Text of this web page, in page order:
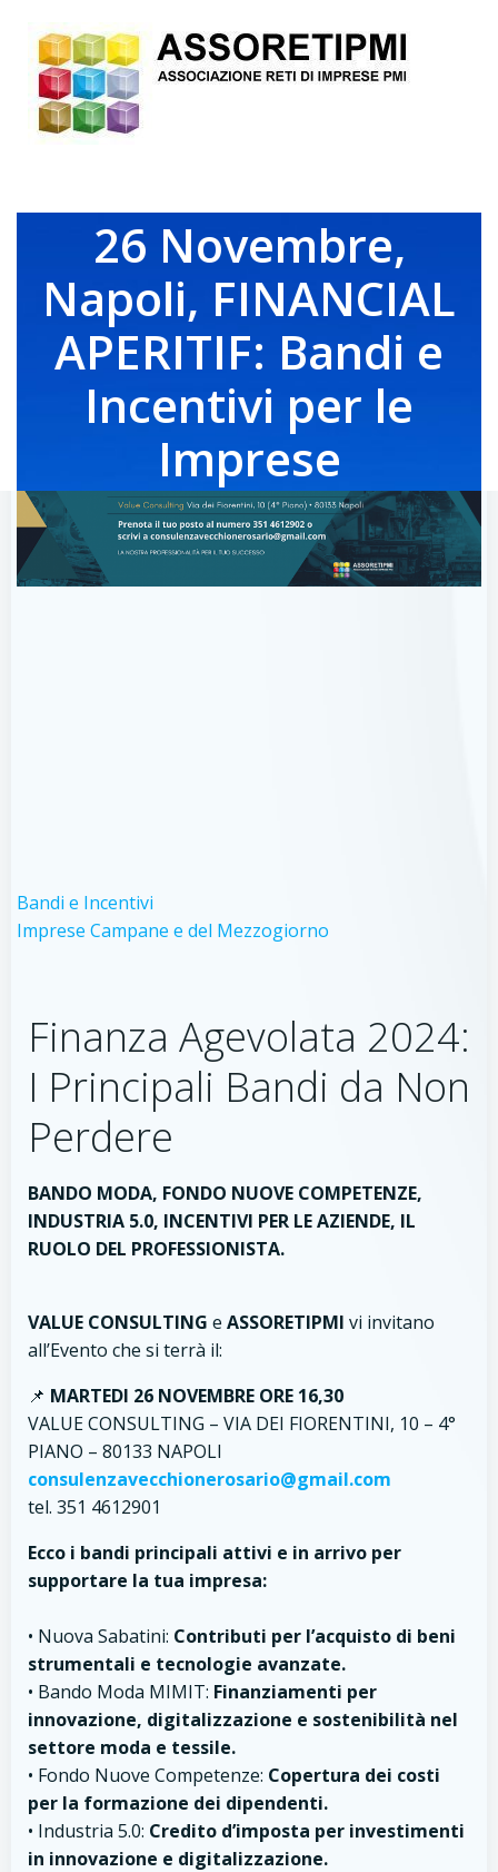
al
contenuto
26 Novembre,
Napoli, FINANCIAL
APERITIF: Bandi e
Incentivi per le
Imprese
Bandi e Incentivi
Imprese Campane e del Mezzogiorno
Finanza Agevolata 2024:
I Principali Bandi da Non
Perdere
BANDO MODA, FONDO NUOVE COMPETENZE,
INDUSTRIA 5.0, INCENTIVI PER LE AZIENDE, IL
RUOLO DEL PROFESSIONISTA.
VALUE CONSULTING e ASSORETIPMI vi invitano
all’Evento che si terrà il:
📌 MARTEDI 26 NOVEMBRE ORE 16,30
VALUE CONSULTING – VIA DEI FIORENTINI, 10 – 4°
PIANO – 80133 NAPOLI
consulenzavecchionerosario@gmail.com
tel. 351 4612901
Ecco i bandi principali attivi e in arrivo per
supportare la tua impresa:
• Nuova Sabatini: Contributi per l’acquisto di beni
strumentali e tecnologie avanzate.
• Bando Moda MIMIT: Finanziamenti per
innovazione, digitalizzazione e sostenibilità nel
settore moda e tessile.
• Fondo Nuove Competenze: Copertura dei costi
per la formazione dei dipendenti.
• Industria 5.0: Credito d’imposta per investimenti
in innovazione e digitalizzazione.